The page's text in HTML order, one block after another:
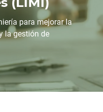
para mejorar la
la gestión de